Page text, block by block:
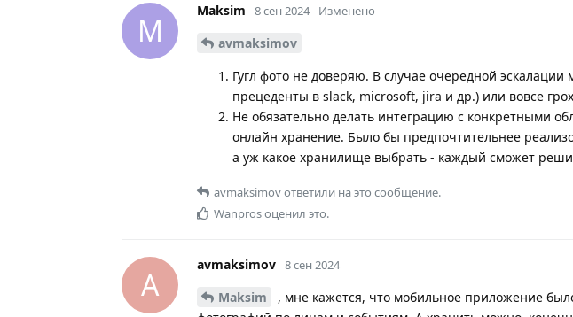
M
Maksim 8 сен 2024 Изменено
avmaksimov
Гугл фото не доверяю. В случае очередной
прецеденты в slack, microsoft, jira и др.) или вовсе
Не обязательно делать интеграцию с конкретными
онлайн хранение. Было бы предпочтительнее
а уж какое хранилище выбрать - каждый сможет
avmaksimovответили на это сообщение.
Wanprosоценил это.
A
avmaksimov 8 сен 2024
Maksim
, мне кажется, что мобильное приложение